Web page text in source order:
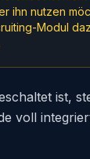
ihn nutzen
Modul
ist,
voll